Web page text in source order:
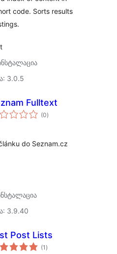
code. Sorts results
3.0.5
Fulltext
(0საერთო
რეიტინგი
)
do Seznam.cz
3.9.40
Post Lists
(1 საერთო
რეიტინგი
)